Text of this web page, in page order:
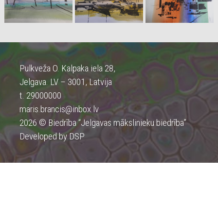
Pulkveža O. Kalpaka iela 28,
Jelgava. LV – 3001, Latvija
t. 29000000
maris.brancis@inbox.lv
2026 © Biedrība “Jelgavas mākslinieku biedrība”
Developed by DSP